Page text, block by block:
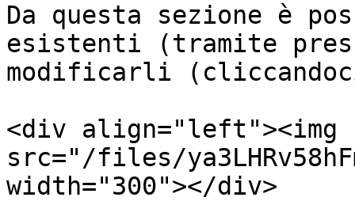
Da questa sezione è
esistenti (tramite
modificarli
<div align="left"><img
src="/files/
width="300"></div>